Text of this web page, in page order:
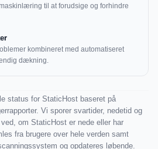
til at forudsige og forhindre
kombineret med automatiseret
dækning.
status for StaticHost baseret på
Vi sporer svartider, nedetid og
om StaticHost er nede eller har
fra brugere over hele verden samt
og opdateres løbende.